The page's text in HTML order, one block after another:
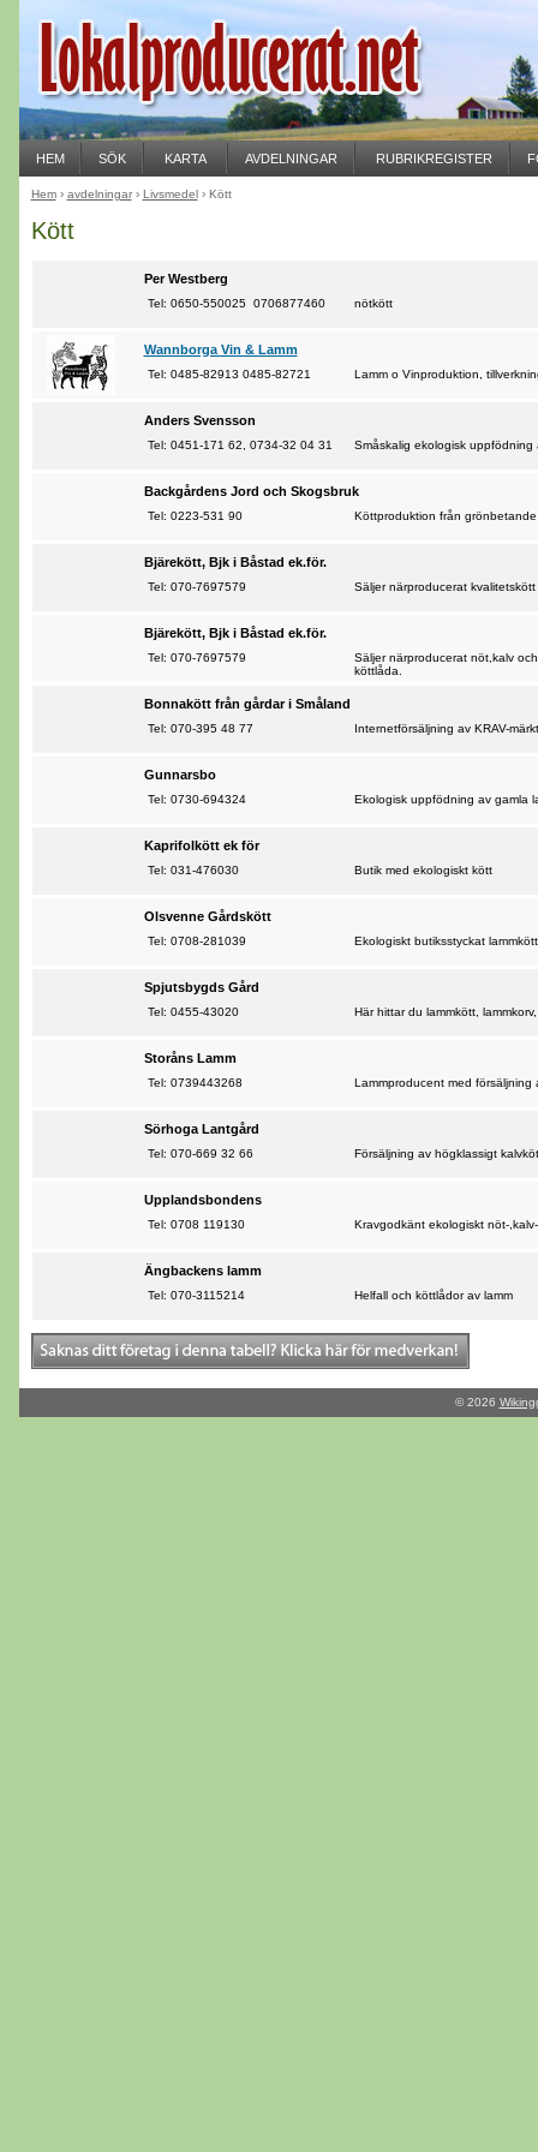
Kött
Per Westberg
Tel: 0650-550025 0706877460 nötkött
Wannborga Vin & Lamm
Tel: 0485-82913 0485-82721 Lamm o Vinproduktion,
Anders Svensson
Tel: 0451-171 62, 0734-32 04 31 Småskalig ekologisk uppfödning
Backgårdens Jord och Skogsbruk
Tel: 0223-531 90 Köttproduktion från
Bjärekött, Bjk i Båstad ek.för.
Tel: 070-7697579 Säljer närproducerat
Bjärekött, Bjk i Båstad ek.för.
Tel: 070-7697579
Säljer närproducerat nöt,kalv
köttlåda.
Bonnakött från gårdar i Småland
Tel: 070-395 48 77 Internetförsäljning av KRAV-
Gunnarsbo
Tel: 0730-694324 Ekologisk uppfödning av gamla
Kaprifolkött ek för
Tel: 031-476030 Butik med ekologiskt kött
Olsvenne Gårdskött
Tel: 0708-281039 Ekologiskt butiksstyckat
Spjutsbygds Gård
Tel: 0455-43020 Här hittar du lammkött,
Storåns Lamm
Tel: 0739443268 Lammproducent med försäljning
Sörhoga Lantgård
Tel: 070-669 32 66 Försäljning av högklassigt
Upplandsbondens
Tel: 0708 119130 Kravgodkänt ekologiskt nöt-
Ängbackens lamm
Tel: 070-3115214 Helfall och köttlådor av lamm
Hem› avdelningar› Livsmedel› Kött
© 2026
HEM SÖK KARTA AVDELNINGAR RUBRIKREGISTER